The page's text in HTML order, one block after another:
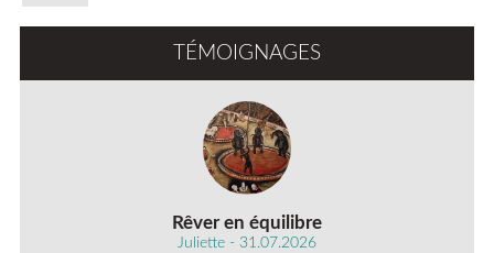
TÉMOIGNAGES
Rêver en équilibre
Juliette - 31.07.2026